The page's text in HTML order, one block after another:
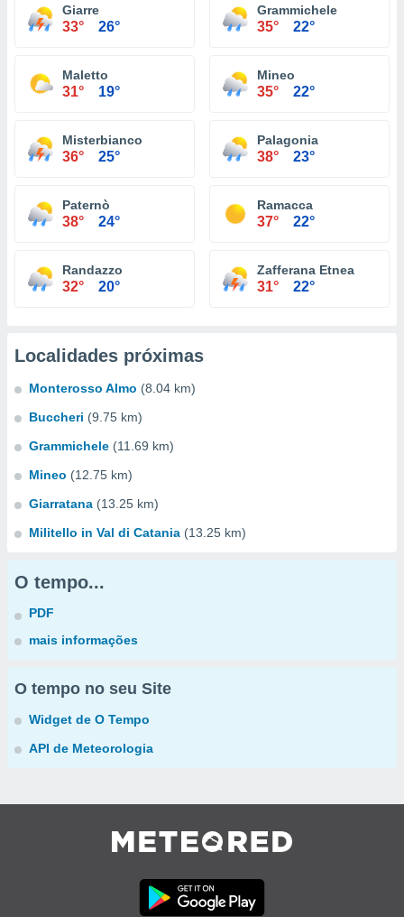
Giarre
33° 26°
Grammichele
35° 22°
Maletto
31° 19°
Mineo
35° 22°
Misterbianco
36° 25°
Palagonia
38° 23°
Paternò
38° 24°
Ramacca
37° 22°
Randazzo
32° 20°
Zafferana Etnea
31° 22°
Localidades próximas
Monterosso Almo (8.04 km)
Buccheri (9.75 km)
Grammichele (11.69 km)
Mineo (12.75 km)
Giarratana (13.25 km)
Militello in Val di Catania (13.25 km)
O tempo...
PDF
mais informações
O tempo no seu Site
Widget de O Tempo
API de Meteorologia